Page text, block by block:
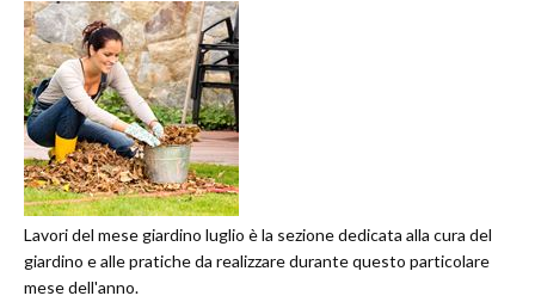
Lavori del mese giardino luglio è la sezione dedicata alla cura del
giardino e alle pratiche da realizzare durante questo particolare
mese dell'anno.